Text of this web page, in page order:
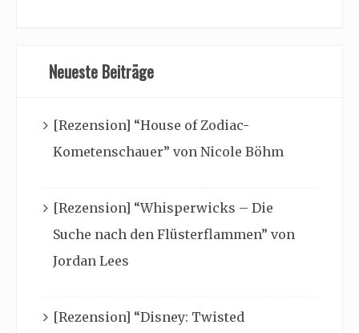
Neueste Beiträge
[Rezension] “House of Zodiac-
Kometenschauer” von Nicole Böhm
[Rezension] “Whisperwicks – Die
Suche nach den Flüsterflammen” von
Jordan Lees
[Rezension] “Disney: Twisted